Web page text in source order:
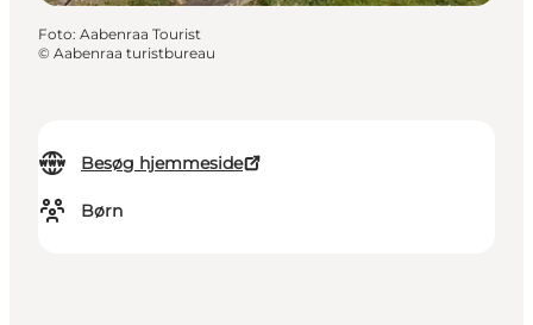
Besøg hjemmeside
Børn
Foto: Aabenraa Tourist
© Aabenraa turistbureau